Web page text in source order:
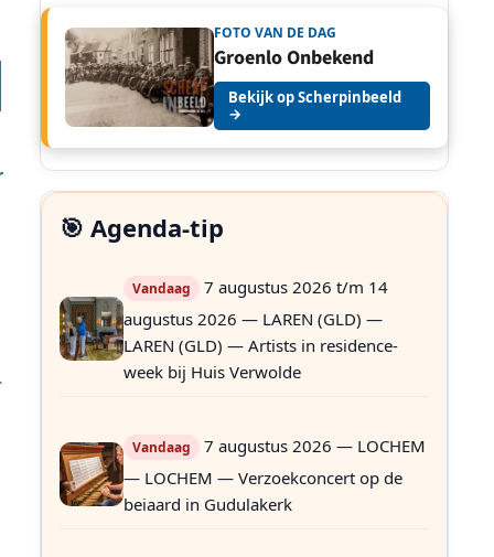
FOTO VAN DE DAG
Groenlo Onbekend
Bekijk op Scherpinbeeld
→
🎯 Agenda-tip
Vandaag
7 augustus 2026 t/m 14
augustus 2026 — LAREN (GLD) —
LAREN (GLD) — Artists in residence-
week bij Huis Verwolde
Vandaag
7 augustus 2026 — LOCHEM
— LOCHEM — Verzoekconcert op de
beiaard in Gudulakerk